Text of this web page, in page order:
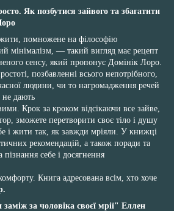
Як позбутися зайвого та збагатити
помножене на філософію
мінімалізм, — такий вигляд має рецепт
сенсу, який пропонує Домінік Лоро.
позбавленні всього непотрібного,
людини, чи то нагромадження речей
дають
Крок за кроком відсікаючи все зайве,
зможете перетворити своє тіло і душу
і жити так, як завжди мріяли. У книжці
рекомендацій, а також поради та
себе і досягнення
Книга адресована всім, хто хоче
за чоловіка своєї мрії" Еллен